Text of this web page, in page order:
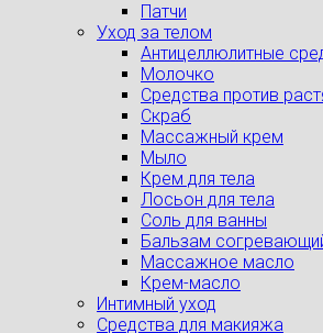
Патчи
Уход за телом
Антицеллюлитные
Молочко
Средства против
Скраб
Массажный крем
Мыло
Крем для тела
Лосьон для тела
Соль для ванны
Бальзам
Массажное масло
Крем-масло
Интимный уход
Средства для макияжа